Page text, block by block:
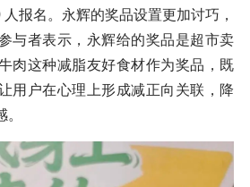
报名。永辉的奖品设置更加讨巧，
与者表示，永辉给的奖品是超市卖
肉这种减脂友好食材作为奖品，既
用户在心理上形成减正向关联，降